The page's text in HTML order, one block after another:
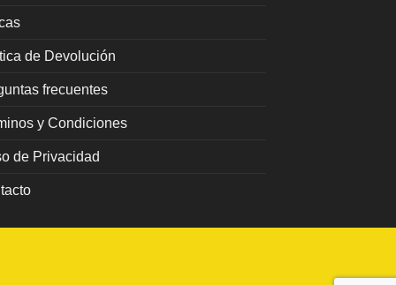
de Devolución
frecuentes
y Condiciones
de Privacidad